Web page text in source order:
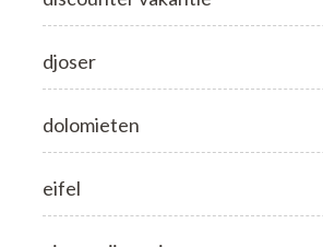
djoser
dolomieten
eifel